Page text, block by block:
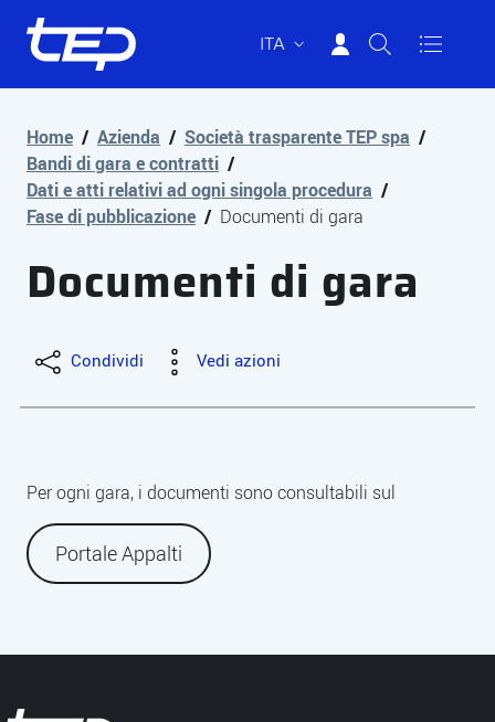
Tep - Trasporti pubblici ParmaITA
Home / Azienda / Società trasparente TEP spa /
Bandi di gara e contratti /
Dati e atti relativi ad ogni singola procedura /
Fase di pubblicazione / Documenti di gara
Documenti di gara
Condividi Vedi azioni
Descrizione
Per ogni gara, i documenti sono consultabili sul
Portale Appalti